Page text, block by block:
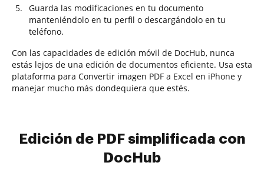
Guarda las modificaciones en tu documento
manteniéndolo en tu perfil o descargándolo en tu
teléfono.
Con las capacidades de edición móvil de DocHub, nunca
estás lejos de una edición de documentos eficiente. Usa esta
plataforma para Convertir imagen PDF a Excel en iPhone y
manejar mucho más dondequiera que estés.
Edición de PDF simplificada con
DocHub